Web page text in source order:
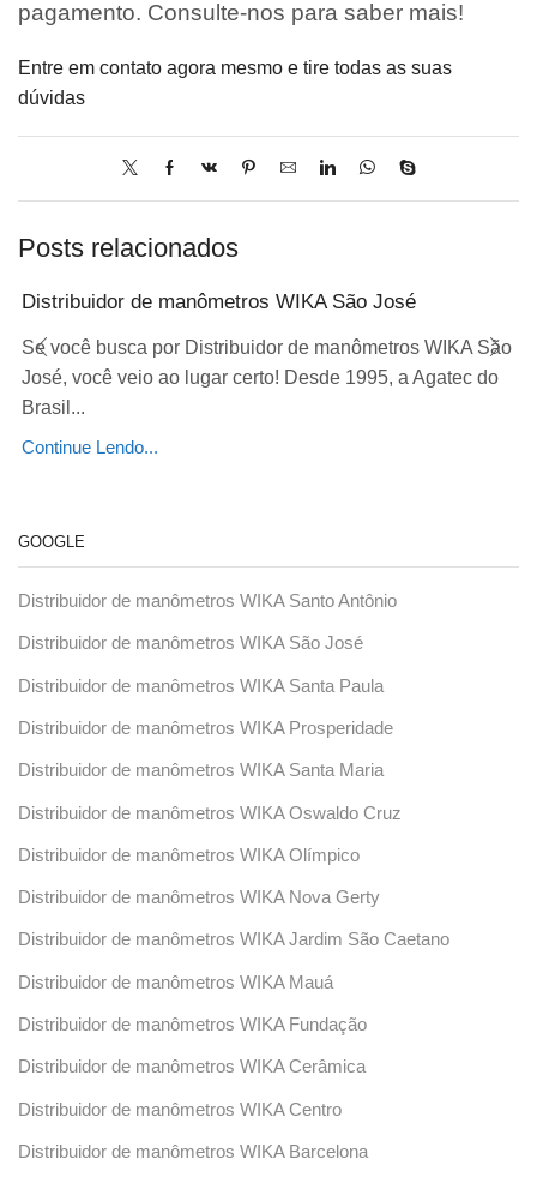
pagamento. Consulte-nos para saber mais!
Entre em contato agora mesmo e tire todas as suas
dúvidas
Posts relacionados
Distribuidor de manômetros WIKA São José
Se você busca por Distribuidor de manômetros WIKA São
José, você veio ao lugar certo! Desde 1995, a Agatec do
Brasil...
Continue Lendo...
GOOGLE
Distribuidor de manômetros WIKA Santo Antônio
Distribuidor de manômetros WIKA São José
Distribuidor de manômetros WIKA Santa Paula
Distribuidor de manômetros WIKA Prosperidade
Distribuidor de manômetros WIKA Santa Maria
Distribuidor de manômetros WIKA Oswaldo Cruz
Distribuidor de manômetros WIKA Olímpico
Distribuidor de manômetros WIKA Nova Gerty
Distribuidor de manômetros WIKA Jardim São Caetano
Distribuidor de manômetros WIKA Mauá
Distribuidor de manômetros WIKA Fundação
Distribuidor de manômetros WIKA Cerâmica
Distribuidor de manômetros WIKA Centro
Distribuidor de manômetros WIKA Barcelona